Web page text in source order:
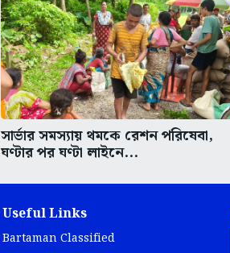
সার্ভার সমস্যায় থমকে রেশন পরিষেবা,
ঘণ্টার পর ঘণ্টা লাইনে...
Useful Links
Bartaman Classified